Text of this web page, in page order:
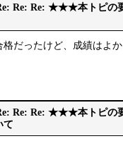
Re: Re: ★★★本トピの
だったけど、成績はよ
Re: Re: ★★★本トピの
て